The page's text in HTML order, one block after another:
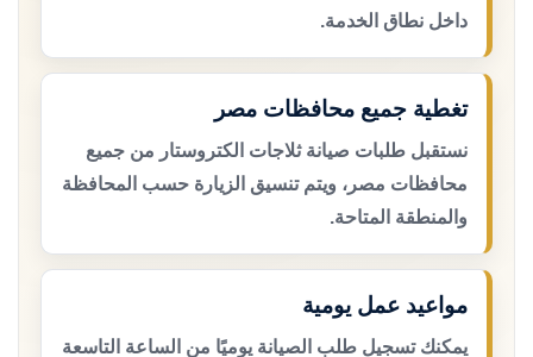
داخل نطاق الخدمة.
تغطية جميع محافظات مصر
نستقبل طلبات صيانة ثلاجات الكتروستار من جميع
محافظات مصر، ويتم تنسيق الزيارة حسب المحافظة
والمنطقة المتاحة.
مواعيد عمل يومية
يمكنك تسجيل طلب الصيانة يوميًا من الساعة التاسعة